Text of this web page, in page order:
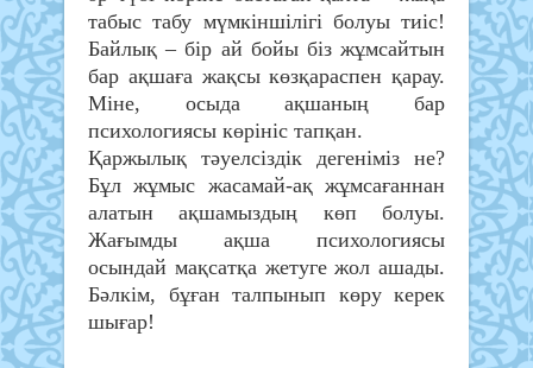
табыс табу мүмкіншілігі болуы тиіс!
Байлық – бір ай бойы біз жұмсайтын
бар ақшаға жақсы көзқараспен қарау.
Міне, осыда ақшаның бар
психологиясы көрініс тапқан.
Қаржылық тәуелсіздік дегеніміз не?
Бұл жұмыс жасамай-ақ жұмсағаннан
алатын ақшамыздың көп болуы.
Жағымды ақша психологиясы
осындай мақсатқа жетуге жол ашады.
Бәлкім, бұған талпынып көру керек
шығар!